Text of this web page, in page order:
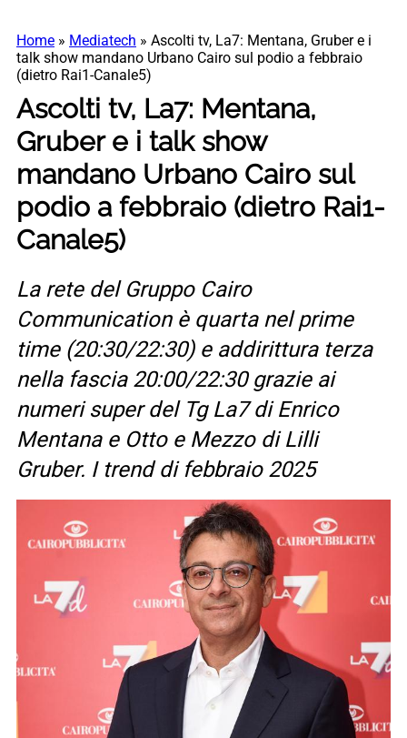
Home » Mediatech » Ascolti tv, La7: Mentana, Gruber e i
talk show mandano Urbano Cairo sul podio a febbraio
(dietro Rai1-Canale5)
Ascolti tv, La7: Mentana,
Gruber e i talk show
mandano Urbano Cairo sul
podio a febbraio (dietro Rai1-
Canale5)
La rete del Gruppo Cairo
Communication è quarta nel prime
time (20:30/22:30) e addirittura terza
nella fascia 20:00/22:30 grazie ai
numeri super del Tg La7 di Enrico
Mentana e Otto e Mezzo di Lilli
Gruber. I trend di febbraio 2025